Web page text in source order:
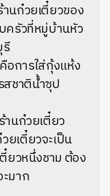
นก๋วยเตี๋ยวของ
ครัวที่หมู่บ้านหัว
การใส่กุ้งแห้ง
สชาติน้ำซุป
านก๋วยเตี๋ยว
ยเตี๋ยวจะเป็น
ยวหนึ่งชาม ต้อง
มาก